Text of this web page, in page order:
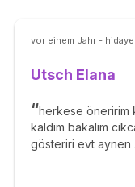
vor einem Jahr -
Utsch Elana
herkese öneririm
kaldim bakalim
gösteriri evt